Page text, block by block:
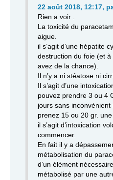
22 août 2018, 12:17,
Rien a voir .
La toxicité du
aigue.
il s’agit d’une hépatite
destruction du foie (et
avez de la chance).
Il n’y a ni stéatose ni
Il s’agit d’une
pouvez prendre 3 ou 4
jours sans
prenez 15 ou 20 gr.
il s’agit d’intoxication
commencer.
En fait il y a
métabolisation du
d’un élément
métabolisé par une